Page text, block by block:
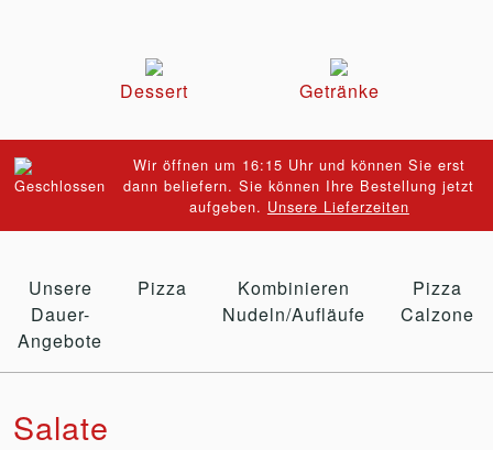
Dessert Getränke
Wir öffnen um 16:15 Uhr und können Sie erst
dann beliefern. Sie können Ihre Bestellung jetzt
aufgeben. Unsere Lieferzeiten
Unsere
Dauer-
Angebote
Pizza
Kombinieren
Nudeln/Aufläufe
Pizza
Calzone
Salate